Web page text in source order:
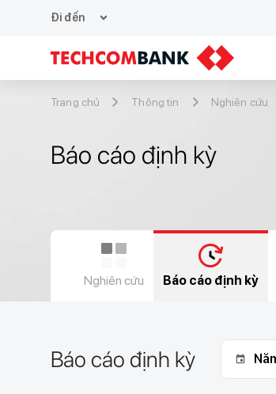
Đi đến expand_more
Trang chủ Thông tin Nghiên cứu
Báo cáo định kỳ
Nghiên cứu Báo cáo định kỳ
Báo cáo định kỳ